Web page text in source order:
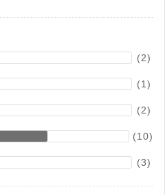
(2)
(1)
(2)
(10)
(3)